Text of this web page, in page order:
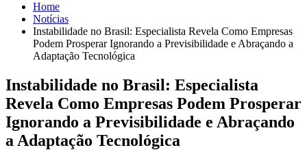
Home
Notícias
Instabilidade no Brasil: Especialista Revela Como Empresas
Podem Prosperar Ignorando a Previsibilidade e Abraçando a
Adaptação Tecnológica
Instabilidade no Brasil: Especialista
Revela Como Empresas Podem Prosperar
Ignorando a Previsibilidade e Abraçando
a Adaptação Tecnológica